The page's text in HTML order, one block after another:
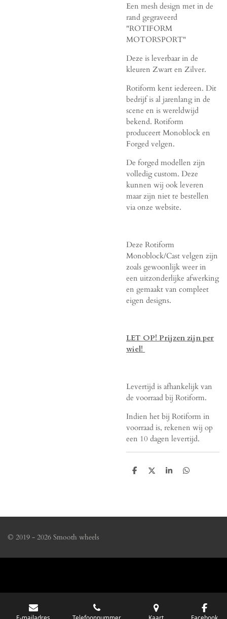
Een mesh design met in de
rand gegraveerd
"ROTIFORM
MOTORSPORT"
Deze is leverbaar in de
kleuren Zwart en Zilver.
Rotiform kent iedereen. Dit
bedrijf is al jarenlang in de
scene en is wereldwijd
bekend. Rotiform
produceert Monoblock en
Forged velgen.
De forged modellen zijn
volledig custom. Deze
kunnen wij ook leveren
maar zijn niet te bestellen
via onze website.
Deze Rotiform
Monoblock/Cast velgen zijn
zoals gewoonlijk weer in
een uitzonderlijke afwerking
en gemaakt van compleet
eigen designs.
LET OP! Prijzen zijn per
wiel!
Levertijd is afhankelijk van
de voorraad bij Rotiform.
Indien het bij Rotiform in
voorraad is, rekenen wij op
een 10 dagen levertijd.
D
D
S
D
© 2019 - 2026 Smooth wheels